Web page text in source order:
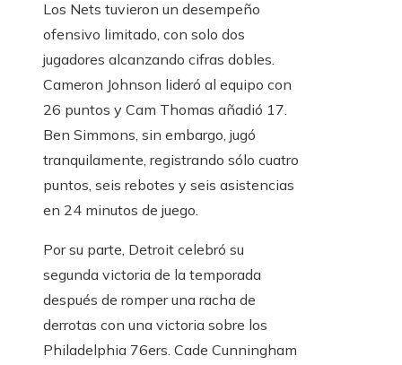
Los Nets tuvieron un desempeño
ofensivo limitado, con solo dos
jugadores alcanzando cifras dobles.
Cameron Johnson lideró al equipo con
26 puntos y Cam Thomas añadió 17.
Ben Simmons, sin embargo, jugó
tranquilamente, registrando sólo cuatro
puntos, seis rebotes y seis asistencias
en 24 minutos de juego.
Por su parte, Detroit celebró su
segunda victoria de la temporada
después de romper una racha de
derrotas con una victoria sobre los
Philadelphia 76ers. Cade Cunningham